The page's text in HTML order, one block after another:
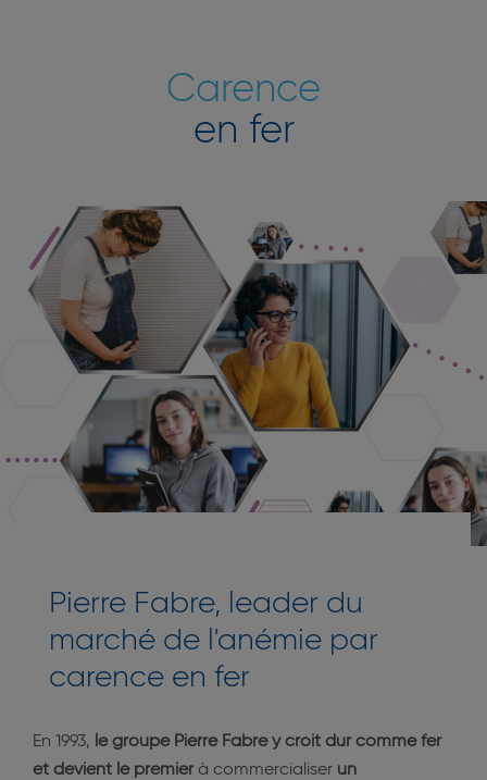
Carence
en fer
Pierre Fabre, leader du
marché de l'anémie par
carence en fer
En 1993, le groupe Pierre Fabre y croit dur comme fer
et devient le premierà commercialiser un